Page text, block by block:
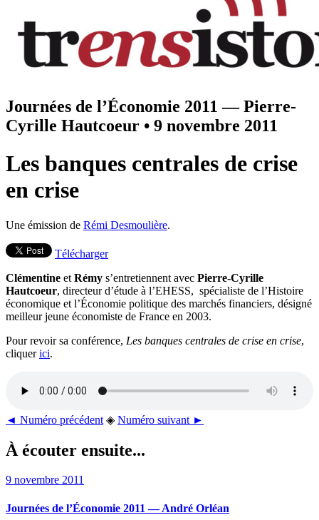
Journées de l’Économie 2011 — Pierre-
Cyrille Hautcoeur • 9 novembre 2011
Les banques centrales de crise
en crise
Une émission de Rémi Desmoulière.
Télécharger
Clémentine et Rémy s’entretiennent avec Pierre-Cyrille
Hautcoeur, directeur d’étude à l’EHESS, spécialiste de l’Histoire
économique et l’Économie politique des marchés financiers, désigné
meilleur jeune économiste de France en 2003.
Pour revoir sa conférence, Les banques centrales de crise en crise,
cliquerici.
◄ Numéro précédent ◈ Numéro suivant ►
À écouter ensuite...
9 novembre 2011
Journées de l’Économie 2011 — André Orléan